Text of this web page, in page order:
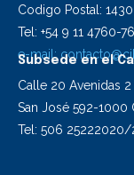
Codigo Postal: 1430
Tel: +54 9 11 4760-
e-mail:
Subsede en el
Calle 20 Avenidas
San José 592-1000
Tel: 506 25222020/